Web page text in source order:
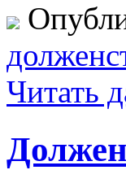
Читать